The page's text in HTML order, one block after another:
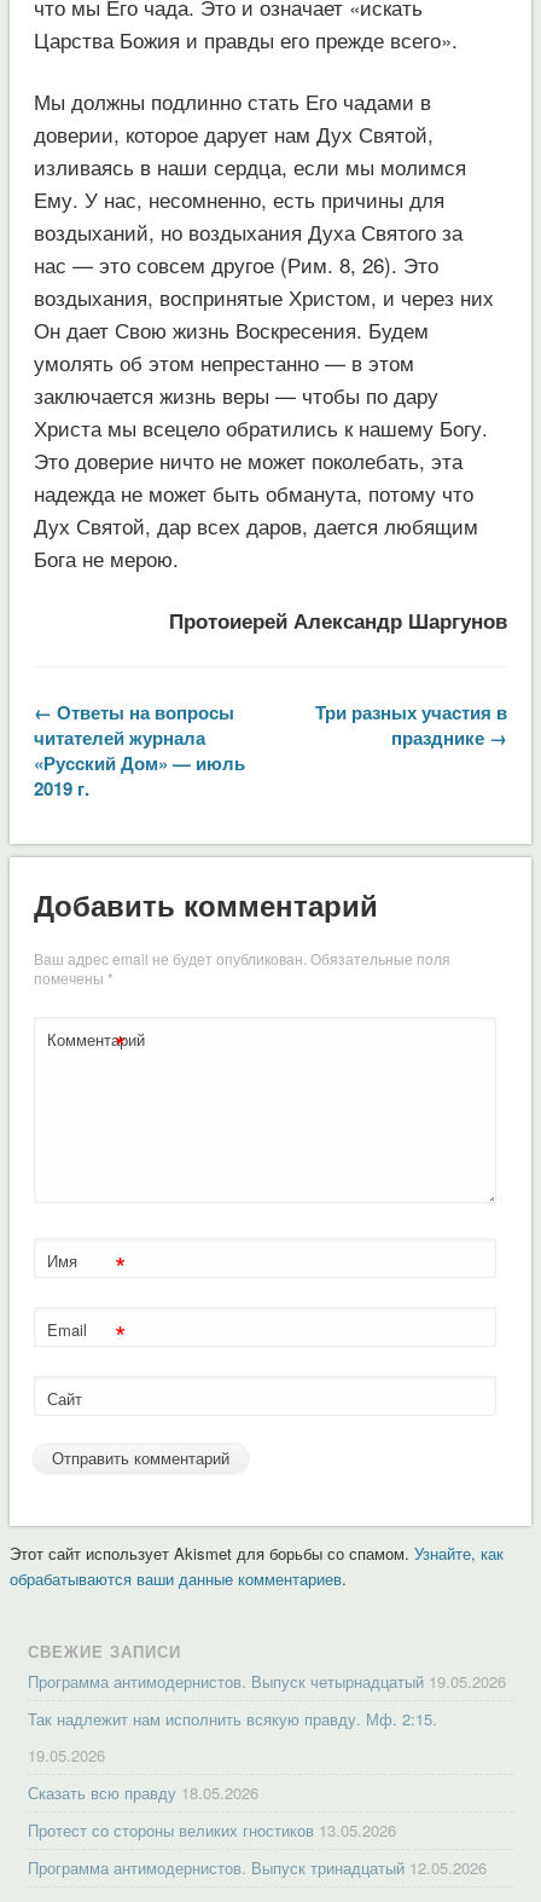
что мы Его чада. Это и означает «искать
Царства Божия и правды его прежде всего».
Мы должны подлинно стать Его чадами в
доверии, которое дарует нам Дух Святой,
изливаясь в наши сердца, если мы молимся
Ему. У нас, несомненно, есть причины для
воздыханий, но воздыхания Духа Святого за
нас — это совсем другое (Рим. 8, 26). Это
воздыхания, воспринятые Христом, и через них
Он дает Свою жизнь Воскресения. Будем
умолять об этом непрестанно — в этом
заключается жизнь веры — чтобы по дару
Христа мы всецело обратились к нашему Богу.
Это доверие ничто не может поколебать, эта
надежда не может быть обманута, потому что
Дух Святой, дар всех даров, дается любящим
Бога не мерою.
Протоиерей Александр Шаргунов
← Ответы на вопросы
читателей журнала
«Русский Дом» — июль
2019 г.
Три разных участия в
празднике →
Добавить комментарий
Ваш адрес email не будет опубликован.Обязательные поля
помечены *
Комментарий
*
Имя *
Email *
Сайт
Этот сайт использует Akismet для борьбы со спамом. Узнайте, как
обрабатываются ваши данные комментариев.
СВЕЖИЕ ЗАПИСИ
Программа антимодернистов. Выпуск четырнадцатый 19.05.2026
Так надлежит нам исполнить всякую правду. Мф. 2:15.
19.05.2026
Сказать всю правду 18.05.2026
Протест со стороны великих гностиков 13.05.2026
Программа антимодернистов. Выпуск тринадцатый 12.05.2026